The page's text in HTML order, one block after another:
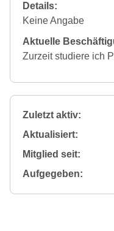
Details:
Keine Angabe
Aktuelle
Zurzeit studiere ich
Zuletzt aktiv:
Aktualisiert:
Mitglied seit:
Aufgegeben: